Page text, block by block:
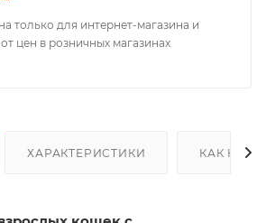
только для интернет-магазина и
цен в розничных магазинах
ХАРАКТЕРИСТИКИ КАК